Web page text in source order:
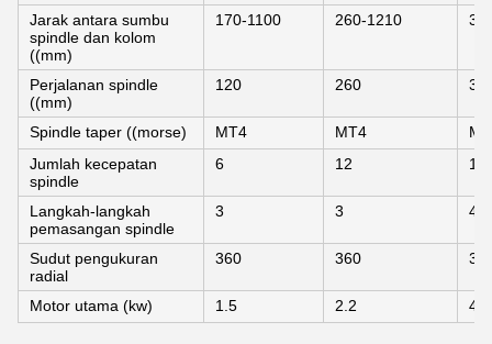
Jarak antara sumbu
spindle dan kolom
((mm)
170-1100 260-1210
Perjalanan spindle
((mm)
120 260
Spindle taper ((morse) MT4 MT4
Jumlah kecepatan
spindle
6 12 12
Langkah-langkah
pemasangan spindle
3 3 4
Sudut pengukuran
radial
360 360
Motor utama (kw) 1.5 2.2 4